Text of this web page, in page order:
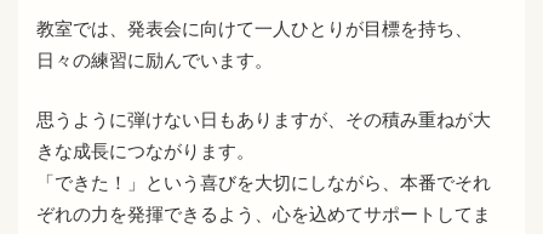
教室では、発表会に向けて一人ひとりが目標を持ち、
日々の練習に励んでいます。
思うように弾けない日もありますが、その積み重ねが大
きな成長につながります。
「できた！」という喜びを大切にしながら、本番でそれ
ぞれの力を発揮できるよう、心を込めてサポートしてま